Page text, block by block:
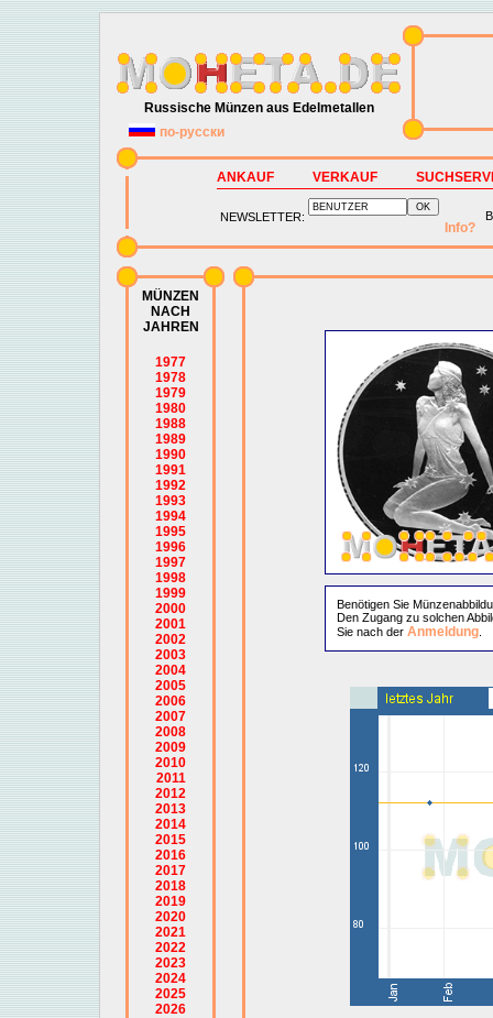
Russische Münzen aus Edelmetallen
по-русски
ANKAUF VERKAUF
NEWSLETTER:
Info?
MÜNZEN
NACH
JAHREN
1977
1978
1979
1980
1988
1989
1990
1991
1992
1993
1994
1995
1996
1997
1998
1999
2000
2001
2002
2003
2004
2005
2006
2007
2008
2009
2010
2011
2012
2013
2014
2015
2016
2017
2018
2019
2020
2021
2022
2023
2024
2025
2026
Benötigen Sie
Den Zugang zu solchen
Sie nach der Anmeldung.